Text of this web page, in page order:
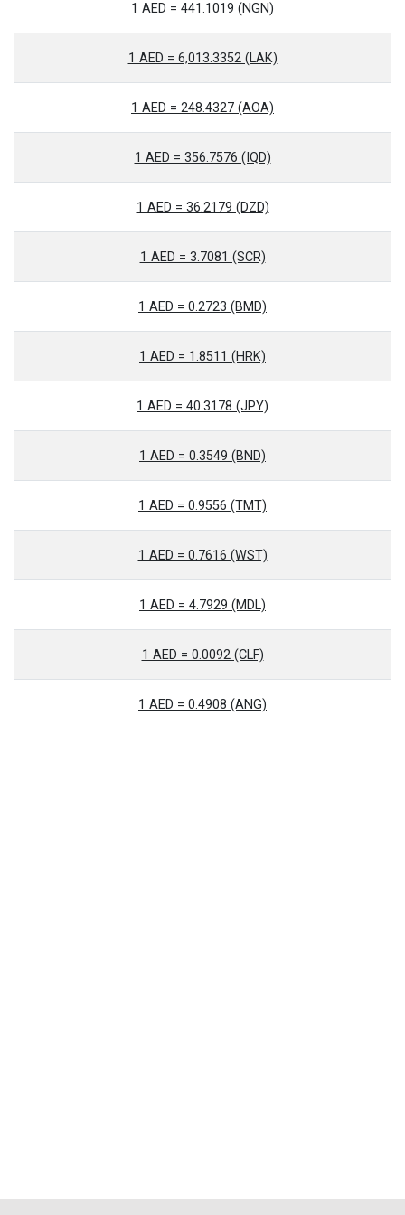
1 AED = 441.1019 (NGN)
1 AED = 6,013.3352 (LAK)
1 AED = 248.4327 (AOA)
1 AED = 356.7576 (IQD)
1 AED = 36.2179 (DZD)
1 AED = 3.7081 (SCR)
1 AED = 0.2723 (BMD)
1 AED = 1.8511 (HRK)
1 AED = 40.3178 (JPY)
1 AED = 0.3549 (BND)
1 AED = 0.9556 (TMT)
1 AED = 0.7616 (WST)
1 AED = 4.7929 (MDL)
1 AED = 0.0092 (CLF)
1 AED = 0.4908 (ANG)